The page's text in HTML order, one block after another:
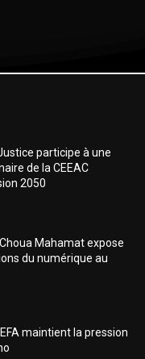
participe à une
de la CEEAC
2050
Mahamat expose
du numérique au
maintient la pression